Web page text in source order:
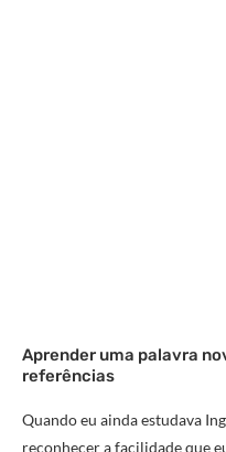
Aprender uma palavra
referências
Quando eu ainda estudava
reconhecer a facilidade que